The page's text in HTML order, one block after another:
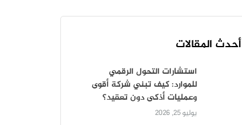
أحدث المقالات
استشارات التحول الرقمي
للموارد: كيف تبني شركة أقوى
وعمليات أذكى دون تعقيد؟
يوليو 25, 2026